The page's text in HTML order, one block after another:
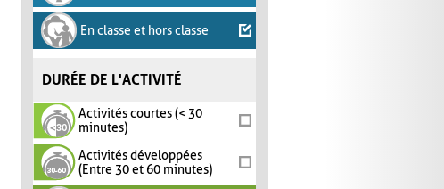
En classe et hors classe
DURÉE DE L'ACTIVITÉ
Activités courtes (< 30
minutes)
Activités développées
(Entre 30 et 60 minutes)